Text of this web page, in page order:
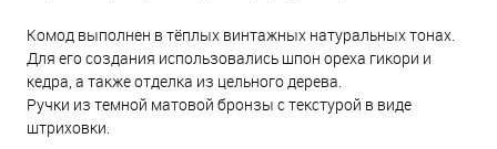
Комод выполнен в тёплых винтажных натуральных тонах.
Для его создания использовались шпон ореха гикори и
кедра, а также отделка из цельного дерева.
Ручки из темной матовой бронзы с текстурой в виде
штриховки.